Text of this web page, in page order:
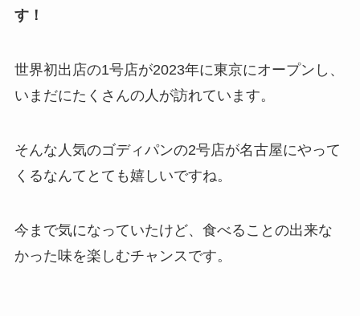
す！
世界初出店の1号店が2023年に東京にオープンし、
いまだにたくさんの人が訪れています。
そんな人気のゴディパンの2号店が名古屋にやって
くるなんてとても嬉しいですね。
今まで気になっていたけど、食べることの出来な
かった味を楽しむチャンスです。